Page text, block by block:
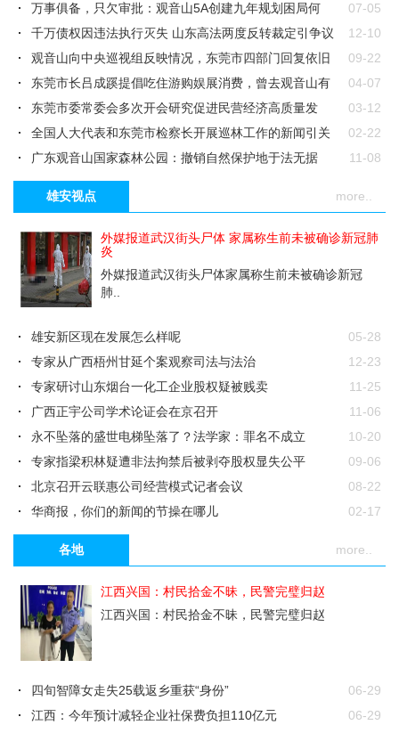
到“撤..
07-05
万事俱备，只欠审批：观音山5A创建九年规划困局何
解？
12-10
千万债权因违法执行灭失 山东高法两度反转裁定引争议
09-22
观音山向中央巡视组反映情况，东莞市四部门回复依旧
差强人意
04-07
东莞市长吕成蹊提倡吃住游购娱展消费，曾去观音山有
啥想法
03-12
东莞市委常委会多次开会研究促进民营经济高质量发
展，考虑观音山..
02-22
全国人大代表和东莞市检察长开展巡林工作的新闻引关
注
11-08
广东观音山国家森林公园：撤销自然保护地于法无据
遭遇地方多年卡脖，首家民营国家森林公园竟不再保留
东莞市形式一片大好，我却笑倒在观音山
09-18
奇！制约打压国家森林公园，林业局五任局长各显花招
凭假印章和虚假材料就判公司支付所谓的巨额“借款”是职
务侵占还..
雄安视点 more..
外媒报道武汉街头尸体 家属称生前未被确诊新冠肺
炎
外媒报道武汉街头尸体家属称生前未被确诊新冠
肺..
05-28
雄安新区现在发展怎么样呢
12-23
专家从广西梧州甘延个案观察司法与法治
11-25
专家研讨山东烟台一化工企业股权疑被贱卖
11-06
广西正宇公司学术论证会在京召开
10-20
永不坠落的盛世电梯坠落了？法学家：罪名不成立
09-06
专家指梁积林疑遭非法拘禁后被剥夺股权显失公平
08-22
北京召开云联惠公司经营模式记者会议
02-17
华商报，你们的新闻的节操在哪儿
中国疾控中心在《新英格兰医学杂志》上的论文到底讲
外媒报道武汉街头尸体 家属称生前未被确诊新冠肺炎
武汉医生称"确诊7例SARS"被训诫
各地 more..
江西兴国：村民拾金不昧，民警完璧归赵
江西兴国：村民拾金不昧，民警完璧归赵
06-29
四旬智障女走失25载返乡重获“身份”
06-29
江西：今年预计减轻企业社保费负担110亿元